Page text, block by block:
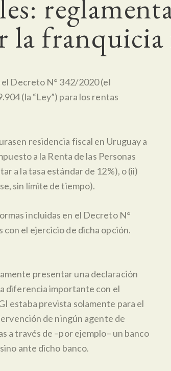
franquicia
Decreto N° 342/2020 (el
(la “Ley”) para los rentas
residencia fiscal en Uruguay a
a la Renta de las Personas
a la tasa estándar de 12%), o (ii)
sin límite de tiempo).
incluidas en el Decreto N°
el ejercicio de dicha opción.
presentar una declaración
diferencia importante con el
estaba prevista solamente para el
de ningún agente de
a través de –por ejemplo– un banco
ante dicho banco.